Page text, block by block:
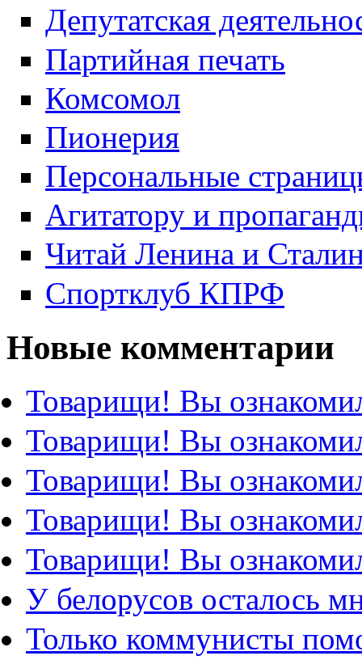
Депутатская
Партийная печать
Комсомол
Пионерия
Персональные
Агитатору и
Читай Ленина и
Спортклуб КПРФ
Новые комментарии
Товарищи! Вы
Товарищи! Вы
Товарищи! Вы
Товарищи! Вы
Товарищи! Вы
У белорусов осталось
Только коммунисты